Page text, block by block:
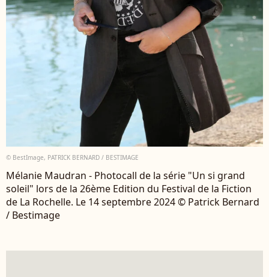
© BestImage, PATRICK BERNARD / BESTIMAGE
Mélanie Maudran - Photocall de la série "Un si grand
soleil" lors de la 26ème Edition du Festival de la Fiction
de La Rochelle. Le 14 septembre 2024 © Patrick Bernard
/ Bestimage